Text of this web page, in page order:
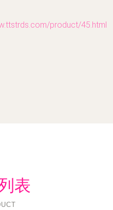
product/45.html
表